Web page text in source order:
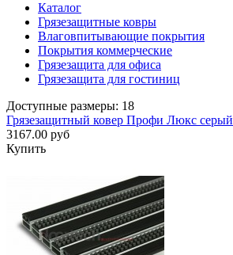
Каталог
Грязезащитные ковры
Влаговпитывающие покрытия
Покрытия коммерческие
Грязезащита для офиса
Грязезащита для гостиниц
Доступные размеры: 18
Грязезащитный ковер Профи Люкс серый
3167.00 руб
Купить